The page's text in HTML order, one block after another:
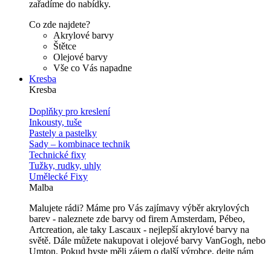
zařadíme do nabídky.
Co zde najdete?
Akrylové barvy
Štětce
Olejové barvy
Vše co Vás napadne
Kresba
Kresba
Doplňky pro kreslení
Inkousty, tuše
Pastely a pastelky
Sady – kombinace technik
Technické fixy
Tužky, rudky, uhly
Umělecké Fixy
Malba
Malujete rádi? Máme pro Vás zajímavy výběr akrylových
barev - naleznete zde barvy od firem Amsterdam, Pébeo,
Artcreation, ale taky Lascaux - nejlepší akrylové barvy na
světě. Dále můžete nakupovat i olejové barvy VanGogh, nebo
Umton. Pokud byste měli zájem o další výrobce, dejte nám